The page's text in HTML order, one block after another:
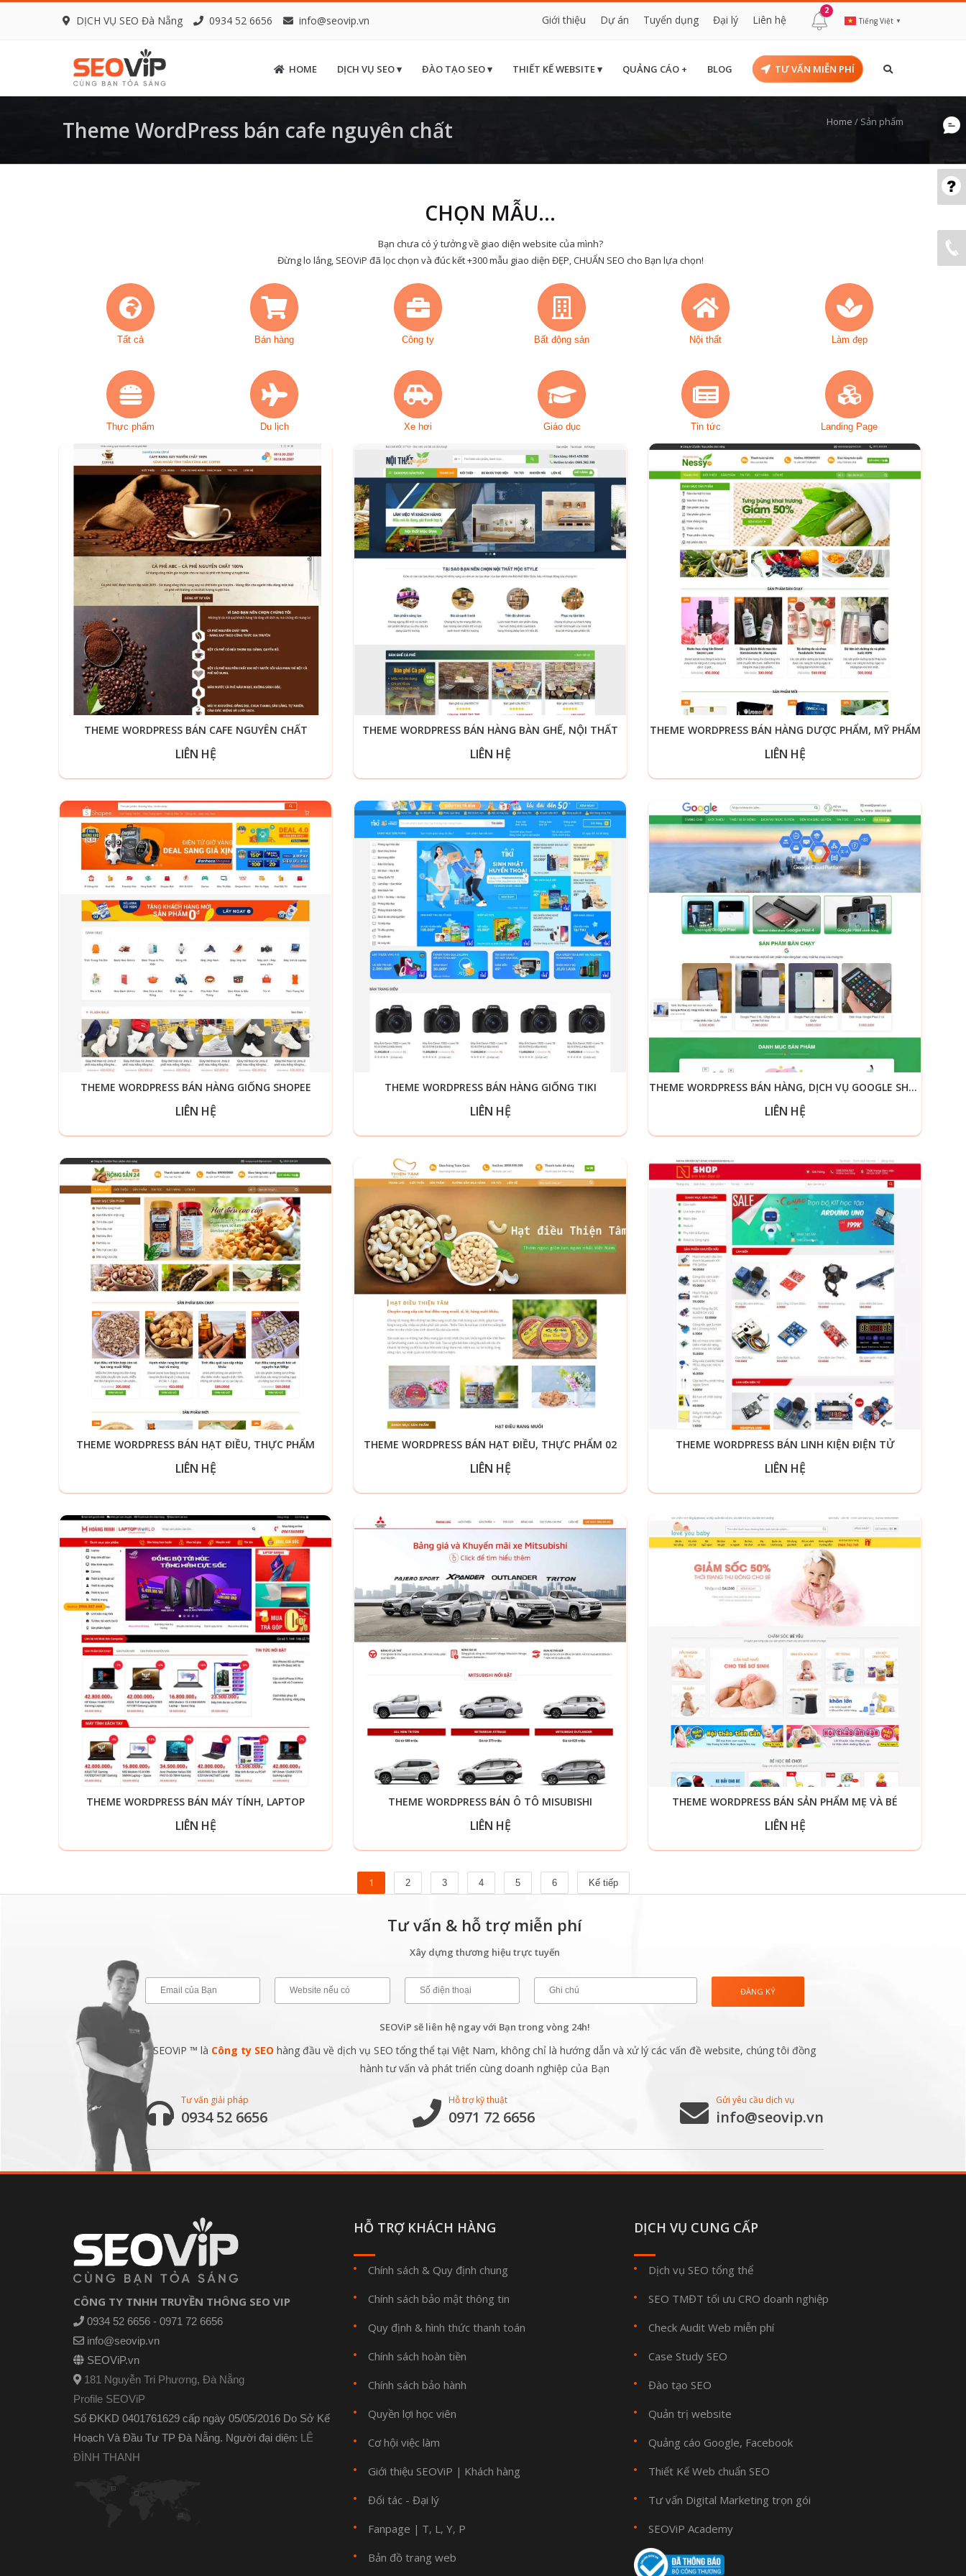
DỊCH VỤ SEO Đà Nẵng 0934 52 6656 info@seovip.vn Giới thiệu Dự án Tuyển dụng Đại lý Liên hệ
2
Tiếng Việt ▼
HOME DỊCH VỤ SEO ▾ ĐÀO TẠO SEO ▾ THIẾT KẾ WEBSITE ▾ QUẢNG CÁO + BLOG TƯ VẤN MIỄN PHÍ
Theme WordPress bán cafe nguyên chất Home / Sản phẩm
CHỌN MẪU...
Bạn chưa có ý tưởng về giao diện website của mình?
Đừng lo lắng, SEOViP đã lọc chọn và đúc kết +300 mẫu giao diện ĐẸP, CHUẨN SEO cho Bạn lựa chọn!
Tất cả Bán hàng Công ty Bất động sản Nội thất Làm đẹp
Thực phẩm Du lịch Xe hơi Giáo dục Tin tức Landing Page
THEME WORDPRESS BÁN CAFE NGUYÊN CHẤT
LIÊN HỆ
THEME WORDPRESS BÁN HÀNG BÀN GHẾ, NỘI THẤT
LIÊN HỆ
THEME WORDPRESS BÁN HÀNG DƯỢC PHẨM, MỸ PHẨM
LIÊN HỆ
THEME WORDPRESS BÁN HÀNG GIỐNG SHOPEE
LIÊN HỆ
THEME WORDPRESS BÁN HÀNG GIỐNG TIKI
LIÊN HỆ
THEME WORDPRESS BÁN HÀNG, DỊCH VỤ GOOGLE SHOP
LIÊN HỆ
THEME WORDPRESS BÁN HẠT ĐIỀU, THỰC PHẨM
LIÊN HỆ
THEME WORDPRESS BÁN HẠT ĐIỀU, THỰC PHẨM 02
LIÊN HỆ
THEME WORDPRESS BÁN LINH KIỆN ĐIỆN TỬ
LIÊN HỆ
THEME WORDPRESS BÁN MÁY TÍNH, LAPTOP
LIÊN HỆ
THEME WORDPRESS BÁN Ô TÔ MISUBISHI
LIÊN HỆ
THEME WORDPRESS BÁN SẢN PHẨM MẸ VÀ BÉ
LIÊN HỆ
1 2 3 4 5 6 Kế tiếp
Tư vấn & hỗ trợ miễn phí
Xây dựng thương hiệu trực tuyến
SEOViP sẽ liên hệ ngay với Bạn trong vòng 24h!
SEOViP ™ là Công ty SEO hàng đầu về dịch vụ SEO tổng thể tại Việt Nam, không chỉ là hướng dẫn và xử lý các vấn đề website, chúng tôi đồng
hành tư vấn và phát triển cùng doanh nghiệp của Bạn
Tư vấn giải pháp
0934 52 6656
Hỗ trợ kỹ thuật
0971 72 6656
Gửi yêu cầu dịch vụ
info@seovip.vn
CÔNG TY TNHH TRUYỀN THÔNG SEO VIP
0934 52 6656 - 0971 72 6656
info@seovip.vn
SEOViP.vn
181 Nguyễn Tri Phương, Đà Nẵng
Profile SEOViP
Số ĐKKD 0401761629 cấp ngày 05/05/2016 Do Sở Kế
Hoạch Và Đầu Tư TP Đà Nẵng. Người đại diện: LÊ
ĐÌNH THANH
HỖ TRỢ KHÁCH HÀNG
Chính sách & Quy định chung
Chính sách bảo mật thông tin
Quy định & hình thức thanh toán
Chính sách hoàn tiền
Chính sách bảo hành
Quyền lợi học viên
Cơ hội việc làm
Giới thiệu SEOViP | Khách hàng
Đối tác - Đại lý
Fanpage | T, L, Y, P
Bản đồ trang web
DỊCH VỤ CUNG CẤP
Dịch vụ SEO tổng thể
SEO TMĐT tối ưu CRO doanh nghiệp
Check Audit Web miễn phí
Case Study SEO
Đào tạo SEO
Quản trị website
Quảng cáo Google, Facebook
Thiết Kế Web chuẩn SEO
Tư vấn Digital Marketing trọn gói
SEOViP Academy